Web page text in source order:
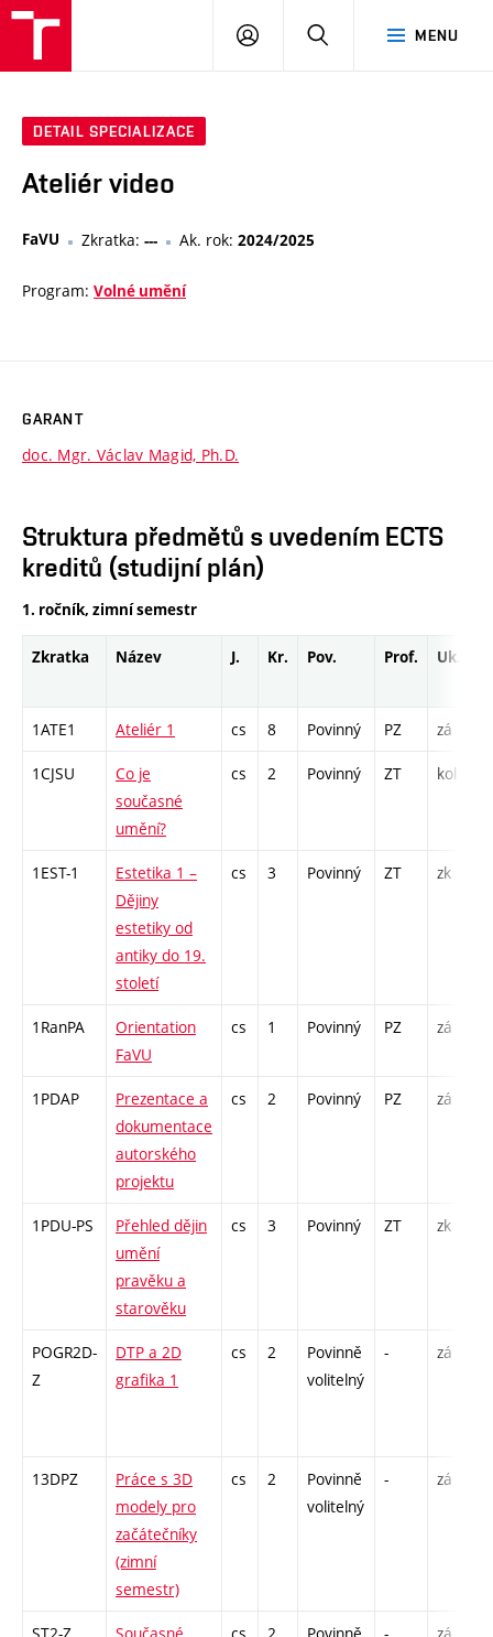
MENU
PŘIHLÁSIT
DETAIL SPECIALIZACE
Ateliér video
FaVU Zkratka: --- Ak. rok: 2024/2025
Program: Volné umění
GARANT
doc. Mgr. Václav Magid, Ph.D.
Struktura předmětů s uvedením ECTS
kreditů (studijní plán)
1. ročník, zimní semestr
Zkratka Název J. Kr. Pov. Prof. Uk.
1ATE1 Ateliér 1 cs 8 Povinný PZ zá
1CJSU
Co je
současné
umění?
cs 2 Povinný ZT kol
1EST-1
Estetika 1 –
Dějiny
estetiky od
antiky do 19.
století
cs 3 Povinný ZT zk
1RanPA
Orientation
FaVU
cs 1 Povinný PZ zá
1PDAP
Prezentace a
dokumentace
autorského
projektu
cs 2 Povinný PZ zá
1PDU-PS
Přehled dějin
umění
pravěku a
starověku
cs 3 Povinný ZT zk
POGR2D-
Z
DTP a 2D
grafika 1
cs 2
Povinně
volitelný
- zá
13DPZ
Práce s 3D
modely pro
začátečníky
(zimní
semestr)
cs 2
Povinně
volitelný
- zá